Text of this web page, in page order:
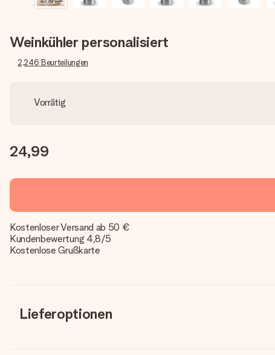
Weinkühler personalisiert
2,246 Beurteilungen
Vorrätig
24,99
Kostenloser Versand ab 50 €
Kundenbewertung 4,8/5
Kostenlose Grußkarte
Lieferoptionen